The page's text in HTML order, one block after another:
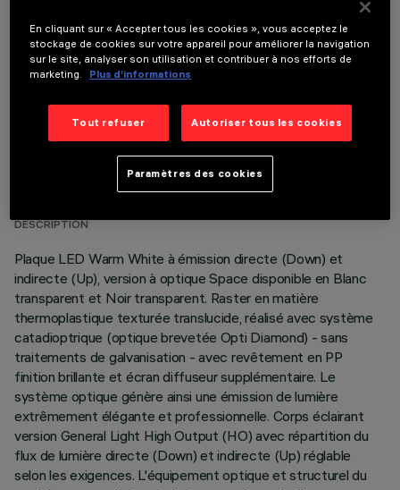
COMPOSANTS OPTIONNELS
DONNÉES TECHNIQUES
DERNIÈRE MISE À JOUR: 02/08/2026
DESCRIPTION
Plaque LED Warm White à émission directe (Down) et
indirecte (Up), version à optique Space disponible en Blanc
transparent et Noir transparent. Raster en matière
thermoplastique texturée translucide, réalisé avec système
catadioptrique (optique brevetée Opti Diamond) - sans
traitements de galvanisation - avec revêtement en PP
finition brillante et écran diffuseur supplémentaire. Le
système optique génère ainsi une émission de lumière
extrêmement élégante et professionnelle. Corps éclairant
version General Light High Output (HO) avec répartition du
flux de lumière directe (Down) et indirecte (Up) réglable
selon les exigences. L'équipement optique et structurel du
En cliquant sur « Accepter tous les cookies », vous acceptez le
stockage de cookies sur votre appareil pour améliorer la navigation
sur le site, analyser son utilisation et contribuer à nos efforts de
marketing.
Plus d’informations
Tout refuser Autoriser tous les cookies
Paramètres des cookies